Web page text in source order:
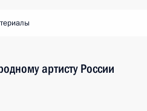
артисту России